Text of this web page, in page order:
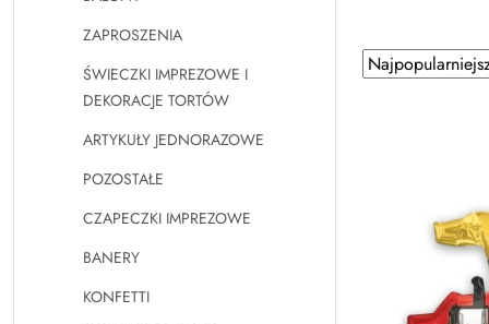
ZAPROSZENIA
ŚWIECZKI IMPREZOWE I
DEKORACJE TORTÓW
ARTYKUŁY JEDNORAZOWE
POZOSTAŁE
CZAPECZKI IMPREZOWE
BANERY
KONFETTI
Zastosowano
sortowanie:
Sortuj
według